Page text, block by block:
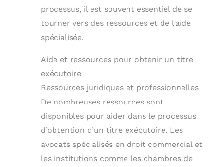
processus, il est souvent essentiel de se
tourner vers des ressources et de l’aide
spécialisée.
Aide et ressources pour obtenir un titre
exécutoire
Ressources juridiques et professionnelles
De nombreuses ressources sont
disponibles pour aider dans le processus
d’obtention d’un titre exécutoire. Les
avocats spécialisés en droit commercial et
les institutions comme les chambres de